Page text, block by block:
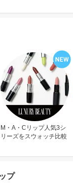
M・A・Cリップ人気3シ
リーズをスウォッチ比較
プ